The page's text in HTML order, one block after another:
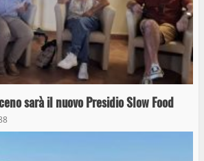
sarà il nuovo Presidio Slow Food